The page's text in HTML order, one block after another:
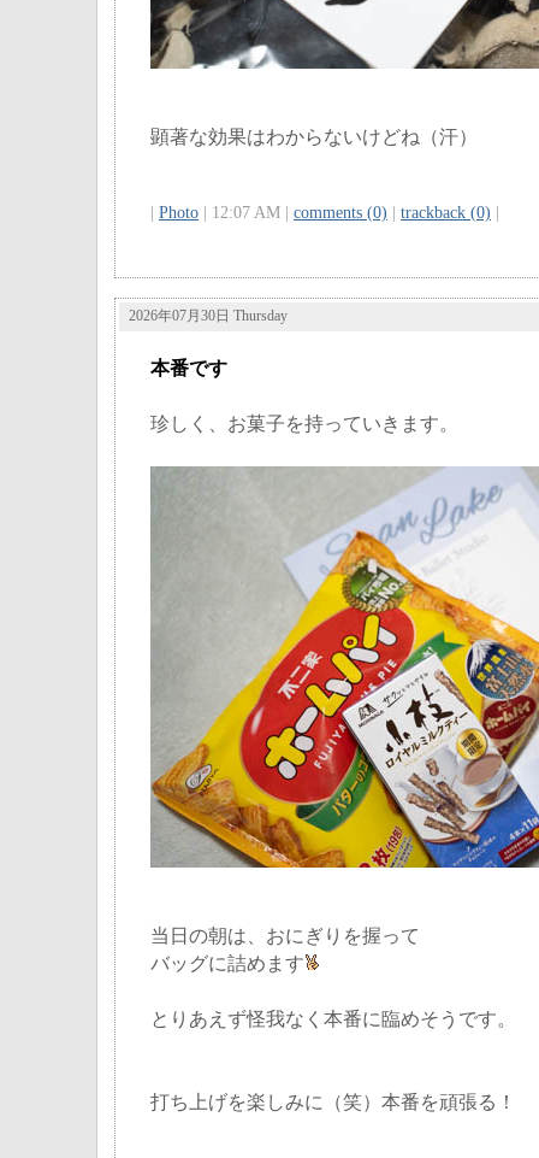
顕著な効果はわからないけどね（汗）
Photo | 12:07 AM | comments (0) trackback (0)
2026年07月30日 Thursday
本番です
珍しく、お菓子を持っていきます。
当日の朝は、おにぎりを握って
バッグに詰めます
とりあえず怪我なく本番に臨めそうです。
打ち上げを楽しみに（笑）本番を頑張る！